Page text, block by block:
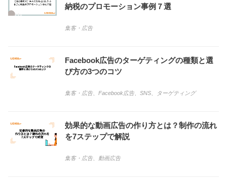
納税のプロモーション事例７選
集客・広告
Facebook広告のターゲティングの種類と選
び方の3つのコツ
集客・広告、 Facebook広告、 SNS ターゲティング
効果的な動画広告の作り方とは？制作の流れ
を7ステップで解説
集客・広告、 動画広告